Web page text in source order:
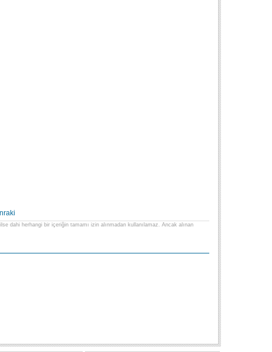
dahi herhangi bir içeriğin tamamı izin alınmadan kullanılamaz. Ancak alınan